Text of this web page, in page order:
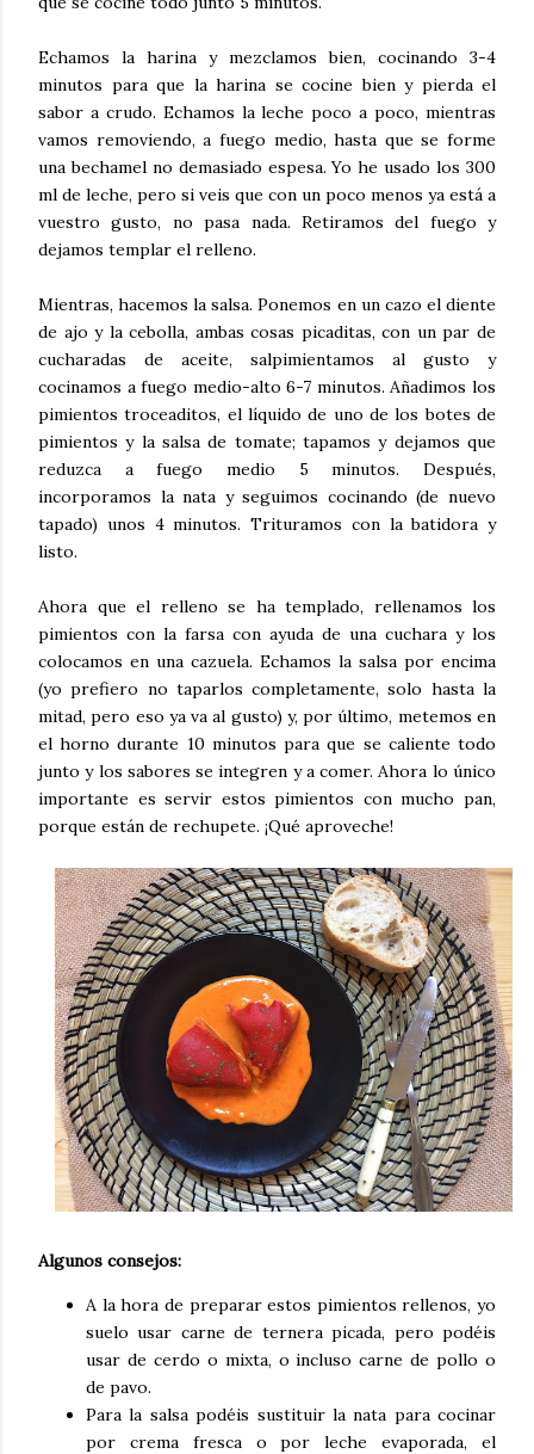
Echamos la harina y mezclamos bien, cocinando 3-4
minutos para que la harina se cocine bien y pierda el
sabor a crudo. Echamos la leche poco a poco, mientras
vamos removiendo, a fuego medio, hasta que se forme
una bechamel no demasiado espesa. Yo he usado los 300
ml de leche, pero si veis que con un poco menos ya está a
vuestro gusto, no pasa nada. Retiramos del fuego y
dejamos templar el relleno.
Mientras, hacemos la salsa. Ponemos en un cazo el diente
de ajo y la cebolla, ambas cosas picaditas, con un par de
cucharadas de aceite, salpimientamos al gusto y
cocinamos a fuego medio-alto 6-7 minutos. Añadimos los
pimientos troceaditos, el líquido de uno de los botes de
pimientos y la salsa de tomate; tapamos y dejamos que
reduzca a fuego medio 5 minutos. Después,
incorporamos la nata y seguimos cocinando (de nuevo
tapado) unos 4 minutos. Trituramos con la batidora y
listo.
Ahora que el relleno se ha templado, rellenamos los
pimientos con la farsa con ayuda de una cuchara y los
colocamos en una cazuela. Echamos la salsa por encima
(yo prefiero no taparlos completamente, solo hasta la
mitad, pero eso ya va al gusto) y, por último, metemos en
el horno durante 10 minutos para que se caliente todo
junto y los sabores se integren y a comer. Ahora lo único
importante es servir estos pimientos con mucho pan,
porque están de rechupete. ¡Qué aproveche!
Algunos consejos:
A la hora de preparar estos pimientos rellenos, yo
suelo usar carne de ternera picada, pero podéis
usar de cerdo o mixta, o incluso carne de pollo o
de pavo.
Para la salsa podéis sustituir la nata para cocinar
por crema fresca o por leche evaporada, el